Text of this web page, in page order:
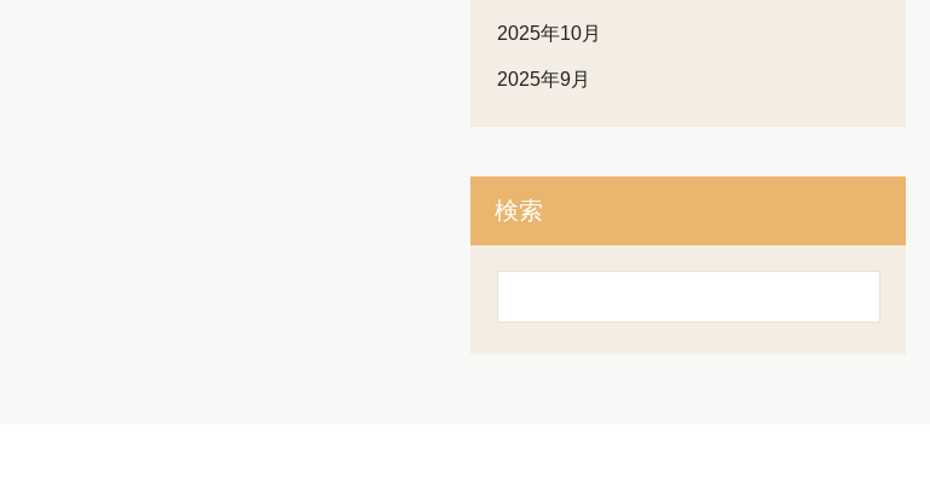
2025年10月
2025年9月
検索